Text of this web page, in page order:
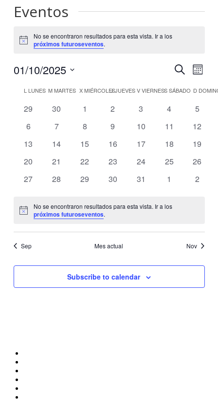
Eventos
Notice
No se encontraron resultados para esta vista. Ir a los
próximos futuroseventos.
y
de
vistas
Buscar
de
de
Mes
01/10/2025
fecha.
Calendario
de
Eventos
L LUNES MMARTES XMIÉRCOLES
JJUEVESVVIERNESSSÁBADO D
0
29
0
30
0
1
0
2
0
3
0
4
0
5
0
6
0
7
0
8
0
9
0
10
0
11
0
12
0
13
0
14
0
15
0
16
0
17
0
18
0
19
0
20
0
21
0
22
0
23
0
24
0
25
0
26
0
27
0
28
0
29
0
30
0
31
0
1
0
2
Notice
No se encontraron resultados para esta vista. Ir a los
próximos futuroseventos.
Sep Mes actual Nov
Subscribe to calendar